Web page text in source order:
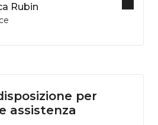
Rubin
per
assistenza